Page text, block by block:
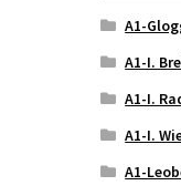
A1-
A1-I.
A1-I.
A1-I.
A1-